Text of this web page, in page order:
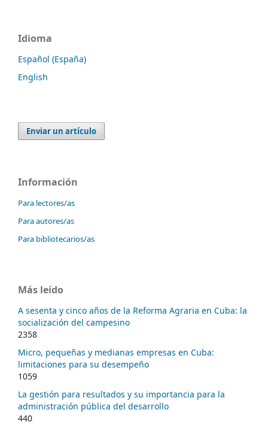
Idioma
Español (España)
English
Enviar un artículo
Información
Para lectores/as
Para autores/as
Para bibliotecarios/as
Más leído
A sesenta y cinco años de la Reforma Agraria en Cuba: la
socialización del campesino
2358
Micro, pequeñas y medianas empresas en Cuba:
limitaciones para su desempeño
1059
La gestión para resultados y su importancia para la
administración pública del desarrollo
440